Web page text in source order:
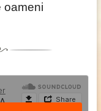
oameni